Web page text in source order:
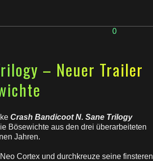
0
– Neuer Trailer
Crash Bandicoot N. Sane Trilogy
Bösewichte aus den drei überarbeiteten
Jahren.
Cortex und durchkreuze seine finsteren